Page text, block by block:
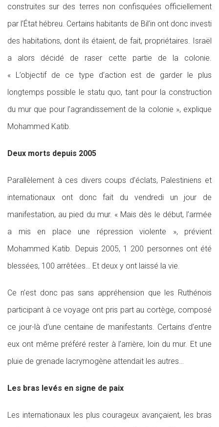
construites sur des terres non confisquées officiellement
par l’État hébreu. Certains habitants de Bil’in ont donc investi
des habitations, dont ils étaient, de fait, propriétaires. Israël
a alors décidé de raser cette partie de la colonie.
« L’objectif de ce type d’action est de garder le plus
longtemps possible le statu quo, tant pour la construction
du mur que pour l’agrandissement de la colonie », explique
Mohammed Katib.
Deux morts depuis 2005
Parallèlement à ces divers coups d’éclats, Palestiniens et
internationaux ont donc fait du vendredi un jour de
manifestation, au pied du mur. « Mais dès le début, l’armée
a mis en place une répression violente », prévient
Mohammed Katib. Depuis 2005, 1 200 personnes ont été
blessées, 100 arrêtées… Et deux y ont laissé la vie.
Ce n’est donc pas sans appréhension que les Ruthénois
participant à ce voyage ont pris part au cortège, composé
ce jour-là d’une centaine de manifestants. Certains d’entre
eux ont même préféré rester à l’arrière, loin du mur. Et une
pluie de grenade lacrymogène attendait les autres…
Les bras levés en signe de paix
Les internationaux les plus courageux avançaient, les bras